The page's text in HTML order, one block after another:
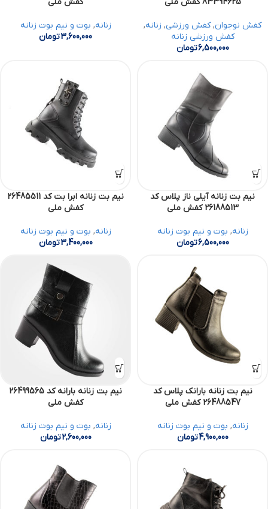
کفش نوجوان,کفش ورزشی, زنانه,
کفش ورزشی زنانه
6,500,000تومان
زنانه, بوت و نیم بوت زنانه
3,600,000تومان
نیم بت زنانه آیلی ناز پلاس کد
26188513 کفش ملی
زنانه, بوت و نیم بوت زنانه
6,500,000تومان
نیم بت زنانه ابرا بت کد 26485511
کفش ملی
زنانه, بوت و نیم بوت زنانه
3,400,000تومان
نیم بت زنانه بارانک پلاس کد
26488547 کفش ملی
زنانه, بوت و نیم بوت زنانه
4,900,000تومان
نیم بت زنانه بارانه کد 26499565
کفش ملی
زنانه, بوت و نیم بوت زنانه
2,600,000تومان